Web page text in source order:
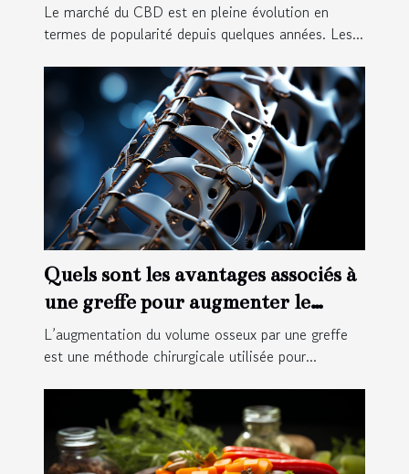
Le marché du CBD est en pleine évolution en
termes de popularité depuis quelques années. Les...
Quels sont les avantages associés à
une greffe pour augmenter le
volume osseux ?
L’augmentation du volume osseux par une greffe
est une méthode chirurgicale utilisée pour...